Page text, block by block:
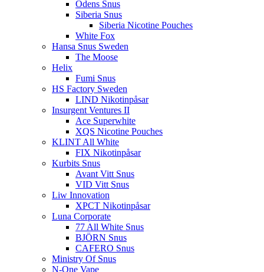
Odens Snus
Siberia Snus
Siberia Nicotine Pouches
White Fox
Hansa Snus Sweden
The Moose
Helix
Fumi Snus
HS Factory Sweden
LIND Nikotinpåsar
Insurgent Ventures II
Ace Superwhite
XQS Nicotine Pouches
KLINT All White
FIX Nikotinpåsar
Kurbits Snus
Avant Vitt Snus
VID Vitt Snus
Liw Innovation
XPCT Nikotinpåsar
Luna Corporate
77 All White Snus
BJÖRN Snus
CAFERO Snus
Ministry Of Snus
N-One Vape